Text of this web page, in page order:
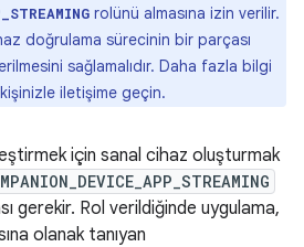
rolünü almasına izin verilir.
doğrulama sürecinin bir parçası
sağlamalıdır. Daha fazla bilgi
iletişime geçin.
için sanal cihaz oluşturmak
gerekir. Rol verildiğinde uygulama,
olanak tanıyan